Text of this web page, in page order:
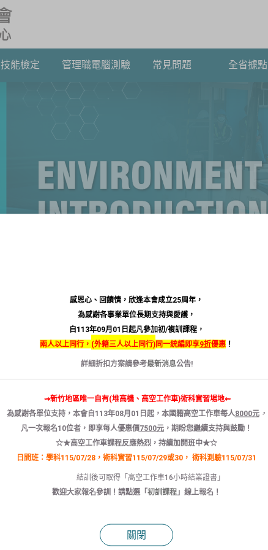
技能檢定 管理職電腦測驗 常見問題 全省據點
環境介紹
感恩心、回饋情，欣逢本會成立25周年，
為感謝各事業單位長期支持與愛護，
自113年09月01日起凡參加初/複訓課程，
兩人以上同行， (外籍三人以上同行)同一統編即享9折優惠 ！
詳細折扣方案請參考最新消息公告!
⇝新竹地區唯一自有(堆高機、高空工作車)術科實習場地⇜
為感謝各單位支持，本會自113年08月 01 日 起，本國籍高空工作車每人8000元，
凡一次報名10位者 ， 即享每人優惠價7500元 ， 期盼您繼續支持與鼓勵！
☆★高空工作車課程反應熱烈，持續加開班中★☆
日間班：學科115/07/28，術科實習115/07/29或30， 術科測驗115/07/31
結訓後可取得「高空工作車16小時結業證書」
歡迎大家報名參訓！請點選「初訓課程 」線上報名！
關閉